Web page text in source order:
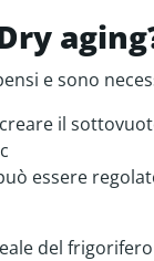
e sono
il
essere
del